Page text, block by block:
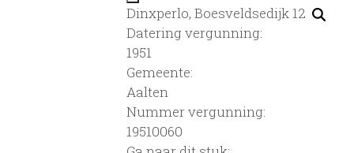
Dinxperlo, Boesveldsedijk 12
Datering vergunning:
1951
Gemeente:
Aalten
Nummer vergunning:
19510060